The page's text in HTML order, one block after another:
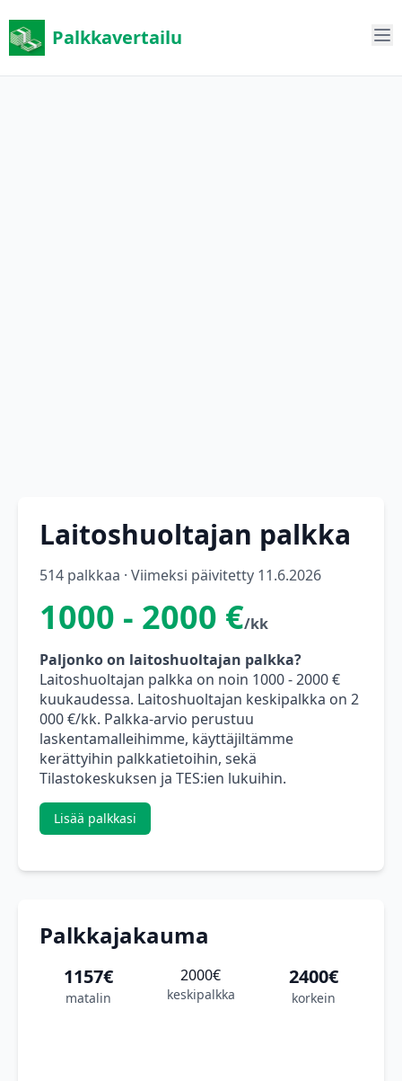
Palkkavertailu
Laitoshuoltajan palkka
514 palkkaa · Viimeksi päivitetty 11.6.2026
1000 - 2000 €/kk
Paljonko on laitoshuoltajan palkka?
Laitoshuoltajan palkka on noin 1000 - 2000 €
kuukaudessa. Laitoshuoltajan keskipalkka on 2
000 €/kk. Palkka-arvio perustuu
laskentamalleihimme, käyttäjiltämme
kerättyihin palkkatietoihin, sekä
Tilastokeskuksen ja TES:ien lukuihin.
Lisää palkkasi
Palkkajakauma
1157€
matalin
2000€
keskipalkka
2400€
korkein